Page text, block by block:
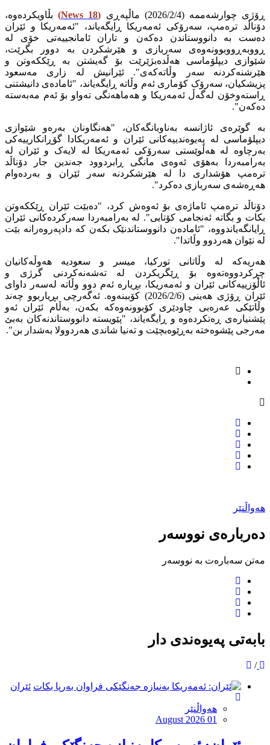
ڕۆژی چوارشەممە (2026/2/4) ماڵپەڕی (
News 18
)بڵاویکردەوە،
دۆناڵد ترەمپ، سەرۆکی ئەمەریکا ڕایگەیاند، "ئەمەریکا و ئێران
دەست بە دانووستاندن دەکەن و تاران ئامانجییەتی خۆی لە
ڕووبەڕووبوونەوەی سەربازی و هێرشکردن بە دوور بگرێت،
شێوازی دیپلۆماسی هەڵدەبژێرێت بۆ گەیشتن بە ڕێککەوتن و
هێرشنەکردنە سەر وڵاتەکەی". ئێرانیش لە زاری مەسعود
پزیشکیان، سەرۆک کۆماری ئەم وڵاتە ڕایگەیاند، "ئامادەی دانیشتنی
ڕاستەوخۆن لەگەڵ ئەمەریکا و هەماهەنگی تەواو بۆ ئەم مەبەستە
دەکەن".
بە گوێرەی ئاژانسە بەناوبانگەکان، "هەنگاونان بەرەو شێوازی
دیپلۆماسی لە پەیوەندییەکانی ئێران و ئەمەریکادا گۆڕانکارییەکی
بەرچاوە لە هەڵوێستی سەرۆکی ئەمەریکا لە لایەک و ئێران لە
بەرامبەردا بەهۆی ئەوەی مانگی ڕابردوود جەندین جار دۆناڵد
ترەمپ هۆشداری دا لە هێرشکردنە سەر ئێران و بەردەوام
هەڕەشەی سەربازی دەکرد".
دۆناڵد ترەمپ ئاماژەی بۆ ئەوەش کرد، "دەبێت ئێران ڕێککەوتن
بکات و بگاتە ئەنجامی کۆتایی". لە بەرامبەردا سەرکردەکانی ئێران
ڕایانگەیاندووە، "ئامادەن دانووستاندنێک بکەن کە دادپەروەرانە بێت
لە نێوان هەردوو وڵاتدا".
هەریەکە لە وڵاتانی تورکیا، میسر و سعودیە هەوڵەکانیان
چڕکردووەتەوە بۆ ڕێگریکردن لە تەشەنەکردنی گرژی و
ئاڵۆزییەکانی ئێران و ئەمەریکا، بڕیارە ئەم دوو وڵاتە لەسەر داوای
ئێران ڕۆژی هەینی (2026/2/6) کۆببنەوە. ئەگەرچی بڕیاربوو چەند
وڵاتێکی عەرەبی چاودێری کۆبوونەوەکە بکەن، بەڵام ئێران ئەو
پێشنیارەی ڕەتکردەوە و ڕایگەیاند، "پێویستە دانووستاندنەکان بەبێ
مەرجی پێشوەختە بەڕێوەبچێت و تەنیا شاندی هەردوولا بەشدار بن".
هەواڵنێر
دەربارەی نووسەر
مەتن سەبارەت بە نووسەر
بابەتی پەیوەندی دار
/
ئێران
هەواڵنێر
August 2026 01